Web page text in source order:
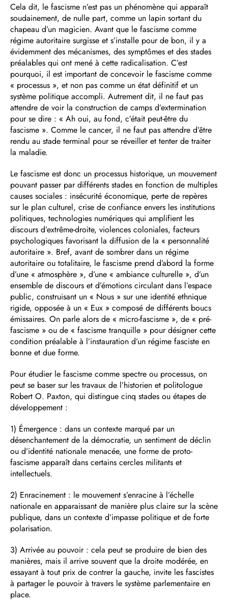
Cela dit, le fascisme n’est pas un phénomène qui apparaît
soudainement, de nulle part, comme un lapin sortant du
chapeau d’un magicien. Avant que le fascisme comme
régime autoritaire surgisse et s’installe pour de bon, il y a
évidemment des mécanismes, des symptômes et des stades
préalables qui ont mené à cette radicalisation. C’est
pourquoi, il est important de concevoir le fascisme comme
« processus », et non pas comme un état définitif et un
système politique accompli. Autrement dit, il ne faut pas
attendre de voir la construction de camps d’extermination
pour se dire : « Ah oui, au fond, c’était peut-être du
fascisme ». Comme le cancer, il ne faut pas attendre d’être
rendu au stade terminal pour se réveiller et tenter de traiter
la maladie.
Le fascisme est donc un processus historique, un mouvement
pouvant passer par différents stades en fonction de multiples
causes sociales : insécurité économique, perte de repères
sur le plan culturel, crise de confiance envers les institutions
politiques, technologies numériques qui amplifient les
discours d’extrême-droite, violences coloniales, facteurs
psychologiques favorisant la diffusion de la « personnalité
autoritaire ». Bref, avant de sombrer dans un régime
autoritaire ou totalitaire, le fascisme prend d’abord la forme
d’une « atmosphère », d’une « ambiance culturelle », d’un
ensemble de discours et d’émotions circulant dans l’espace
public, construisant un « Nous » sur une identité ethnique
rigide, opposée à un « Eux » composé de différents boucs
émissaires. On parle alors de « micro-fascisme », de « pré-
fascisme » ou de « fascisme tranquille » pour désigner cette
condition préalable à l’instauration d’un régime fasciste en
bonne et due forme.
Pour étudier le fascisme comme spectre ou processus, on
peut se baser sur les travaux de l’historien et politologue
Robert O. Paxton, qui distingue cinq stades ou étapes de
développement :
1) Émergence : dans un contexte marqué par un
désenchantement de la démocratie, un sentiment de déclin
ou d’identité nationale menacée, une forme de proto-
fascisme apparaît dans certains cercles militants et
intellectuels.
2) Enracinement : le mouvement s’enracine à l’échelle
nationale en apparaissant de manière plus claire sur la scène
publique, dans un contexte d’impasse politique et de forte
polarisation.
3) Arrivée au pouvoir : cela peut se produire de bien des
manières, mais il arrive souvent que la droite modérée, en
essayant à tout prix de contrer la gauche, invite les fascistes
à partager le pouvoir à travers le système parlementaire en
place.